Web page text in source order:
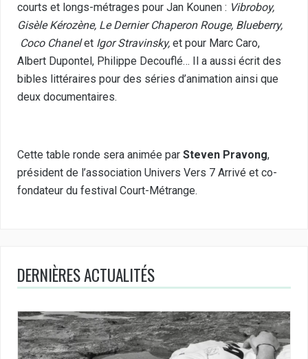
courts et longs-métrages pour Jan Kounen : Vibroboy,
Gisèle Kérozène, Le Dernier Chaperon Rouge, Blueberry,
Coco Chanelet Igor Stravinsky, et pour Marc Caro,
Albert Dupontel, Philippe Decouflé… Il a aussi écrit des
bibles littéraires pour des séries d’animation ainsi que
deux documentaires.
Cette table ronde sera animée par Steven Pravong,
président de l’association Univers Vers 7 Arrivé et co-
fondateur du festival Court-Métrange.
DERNIÈRES ACTUALITÉS